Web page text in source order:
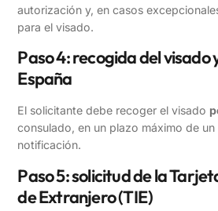
autorización y, en casos
para el visado.
Paso 4: recogida del visado
España
El solicitante debe recoger el visado
consulado, en un plazo máximo de un
notificación.
Paso 5: solicitud de la
de Extranjero (TIE)